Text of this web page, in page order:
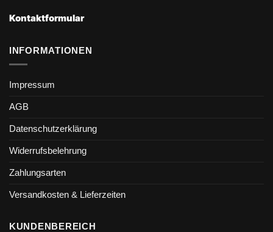
Kontaktformular
INFORMATIONEN
Impressum
AGB
Datenschutzerklärung
Widerrufsbelehrung
Zahlungsarten
Versandkosten & Lieferzeiten
KUNDENBEREICH